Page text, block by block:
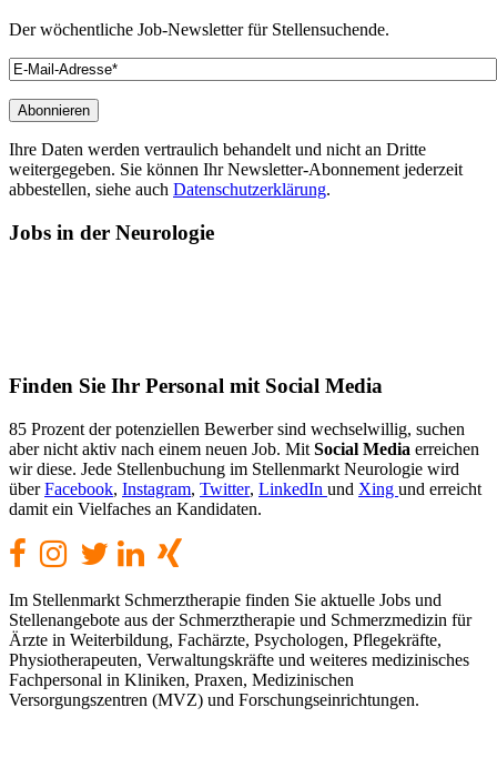
Der wöchentliche Job-Newsletter für Stellensuchende.
Ihre Daten werden vertraulich behandelt und nicht an Dritte
weitergegeben. Sie können Ihr Newsletter-Abonnement jederzeit
abbestellen, siehe auch Datenschutzerklärung.
Jobs in der Neurologie
Finden Sie Ihr Personal mit Social Media
85 Prozent der potenziellen Bewerber sind wechselwillig, suchen
aber nicht aktiv nach einem neuen Job. Mit Social Media erreichen
wir diese. Jede Stellenbuchung im Stellenmarkt Neurologie wird
überFacebook, Instagram, Twitter, LinkedIn und Xing und erreicht
damit ein Vielfaches an Kandidaten.
Im Stellenmarkt Schmerztherapie finden Sie aktuelle Jobs und
Stellenangebote aus der Schmerztherapie und Schmerzmedizin für
Ärzte in Weiterbildung, Fachärzte, Psychologen, Pflegekräfte,
Physiotherapeuten, Verwaltungskräfte und weiteres medizinisches
Fachpersonal in Kliniken, Praxen, Medizinischen
Versorgungszentren (MVZ) und Forschungseinrichtungen.